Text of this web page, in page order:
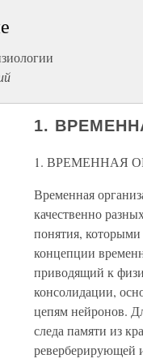
1.
1. ВРЕМЕННАЯ
Временная
качественно
понятия,
концепции
приводящий к
консолидации,
цепям нейронов.
следа памяти из
реверберирующей